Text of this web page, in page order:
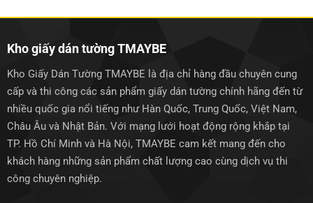
Kho giấy dán tường TMAYBE
Kho Giấy Dán Tường TMAYBE là địa chỉ hàng đầu chuyên cung
cấp và thi công các sản phẩm giấy dán tường chính hãng đến từ
nhiều quốc gia nổi tiếng như Hàn Quốc, Trung Quốc, Việt Nam,
Châu Âu và Nhật Bản. Với mạng lưới hoạt động rộng khắp tại
TP. Hồ Chí Minh và Hà Nội, TMAYBE cam kết mang đến cho
khách hàng những sản phẩm chất lượng cao cùng dịch vụ thi
công chuyên nghiệp.